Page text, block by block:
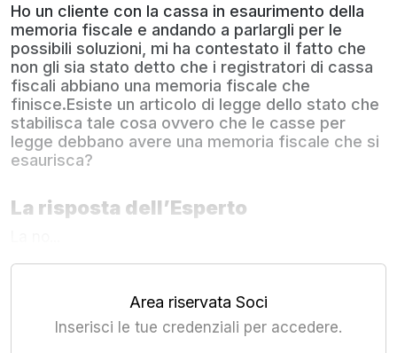
Ho un cliente con la cassa in esaurimento della
memoria fiscale e andando a parlargli per le
possibili soluzioni, mi ha contestato il fatto che
non gli sia stato detto che i registratori di cassa
fiscali abbiano una memoria fiscale che
finisce.Esiste un articolo di legge dello stato che
stabilisca tale cosa ovvero che le casse per
legge debbano avere una memoria fiscale che si
esaurisca?
La risposta dell’Esperto
Area riservata Soci
Inserisci le tue credenziali per accedere.